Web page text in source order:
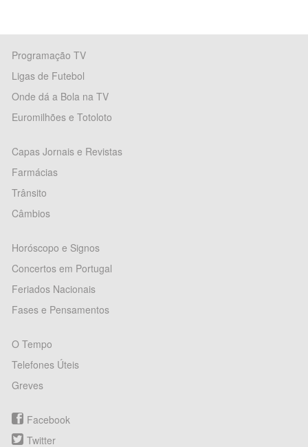
Programação TV
Ligas de Futebol
Onde dá a Bola na TV
Euromilhões e Totoloto
Capas Jornais e Revistas
Farmácias
Trânsito
Câmbios
Horóscopo e Signos
Concertos em Portugal
Feriados Nacionais
Fases e Pensamentos
O Tempo
Telefones Úteis
Greves
Facebook
Twitter